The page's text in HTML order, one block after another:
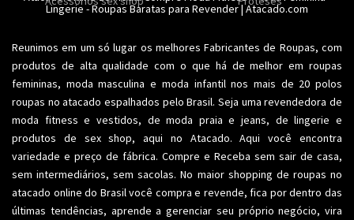
Plus size Acessórios femininos
Lingerie-Roupas Baratas para Revender| Atacado.com
Reunimos em um só lugar os melhoresFabricantes de Roupas, com
produtos de alta qualidade com o que há de melhor em roupas
femininas, moda masculina e moda infantil nos mais de 20 polos
roupas no atacado espalhados pelo Brasil. Seja uma revendedora de
moda fitness e vestidos, de moda praia e jeans, de lingerie e
produtos de sex shop, aqui no Atacado. Aqui você encontra
variedade e preço de fábrica. Compre e Receba sem sair de casa,
sem intermediários, sem sacolas. No maior shopping de roupas no
atacado online do Brasil você compra e revende, fica por dentro das
últimas tendências, aprende a gerenciar seu próprio negócio, vira